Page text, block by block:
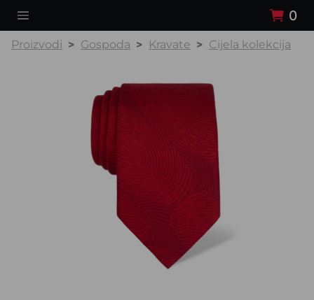
0
Proizvodi Gospoda Kravate Cijela kolekcija